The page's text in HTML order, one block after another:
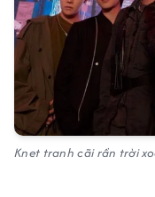
Knet tranh cãi rần trời